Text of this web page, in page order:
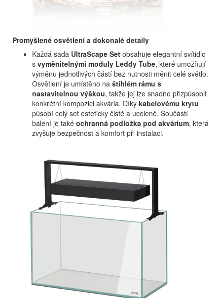
Promyšlené osvětlení a dokonalé detaily
Každá sada UltraScape Set obsahuje elegantní svítidlo
s vyměnitelnými moduly Leddy Tube, které umožňují
výměnu jednotlivých částí bez nutnosti měnit celé světlo.
Osvětlení je umístěno na štíhlém rámu s
nastavitelnou výškou, takže jej lze snadno přizpůsobit
konkrétní kompozici akvária. Díky kabelovému krytu
působí celý set esteticky čistě a uceleně. Součástí
balení je také ochranná podložka pod akvárium, která
zvyšuje bezpečnost a komfort při instalaci.